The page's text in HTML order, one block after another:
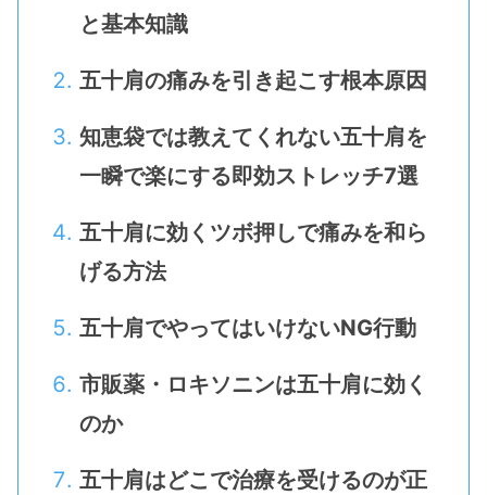
と基本知識
五十肩の痛みを引き起こす根本原因
知恵袋では教えてくれない五十肩を
一瞬で楽にする即効ストレッチ7選
五十肩に効くツボ押しで痛みを和ら
げる方法
五十肩でやってはいけないNG行動
市販薬・ロキソニンは五十肩に効く
のか
五十肩はどこで治療を受けるのが正